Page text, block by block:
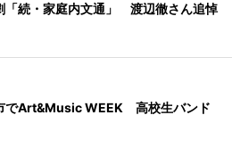
「続・家庭内文通」 渡辺徹さん追悼
でArt&Music WEEK 高校生バンド